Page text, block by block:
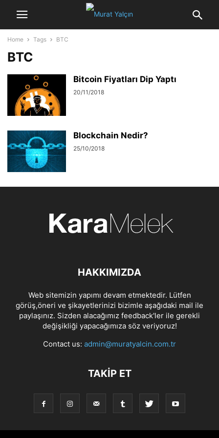
Home Tags BTC
BTC
Bitcoin Fiyatları Dip Yaptı
20/11/2018
Blockchain Nedir?
25/10/2018
HAKKIMIZDA
Web sitemizin yapımı devam etmektedir. Lütfen
görüş,öneri ve şikayetlerinizi bizimle aşağıdaki mail ile
paylaşınız. Sizden alacağımız feedback'ler ile gerekli
değişikliği yapacağımıza söz veriyoruz!
Contact us: admin@muratyalcin.com.tr
TAKIP ET